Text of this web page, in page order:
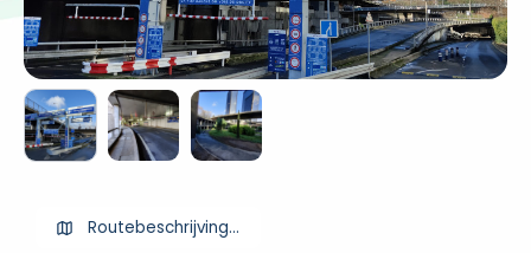
Routebeschrijving ophalen